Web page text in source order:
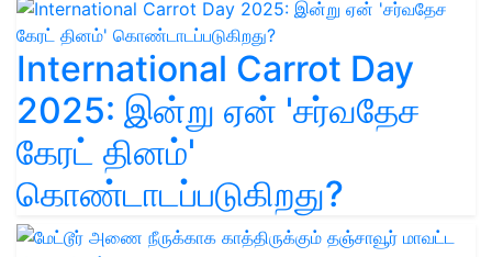
International Carrot Day
2025: இன்று ஏன் 'சர்வதேச
கேரட் தினம்'
கொண்டாடப்படுகிறது?